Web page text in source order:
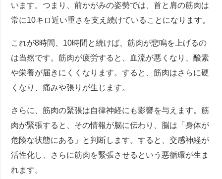
います。つまり、前かがみの姿勢では、首と肩の筋肉は
常に10キロ近い重さを支え続けていることになります。
これが8時間、10時間と続けば、筋肉が悲鳴を上げるの
は当然です。筋肉が疲労すると、血流が悪くなり、酸素
や栄養が届きにくくなります。すると、筋肉はさらに硬
くなり、痛みや張りが生じます。
さらに、筋肉の緊張は自律神経にも影響を与えます。筋
肉が緊張すると、その情報が脳に伝わり、脳は「身体が
危険な状態にある」と判断します。すると、交感神経が
活性化し、さらに筋肉を緊張させるという悪循環が生ま
れます。